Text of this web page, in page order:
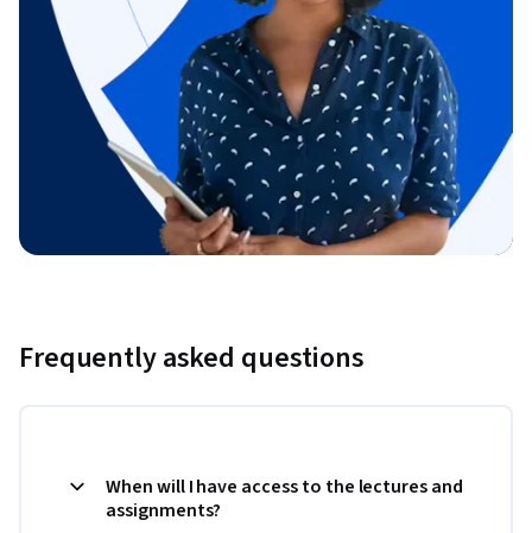
Frequently asked questions
When will I have access to the lectures and
assignments?